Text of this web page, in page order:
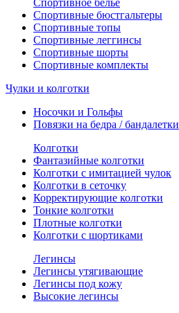
Спортивное белье
Спортивные бюстгальтеры
Спортивные топы
Спортивные леггинсы
Спортивные шорты
Спортивные комплекты
Чулки и колготки
Носочки и Гольфы
Повязки на бедра / бандалетки
Колготки
Фантазийные колготки
Колготки с имитацией чулок
Колготки в сеточку
Корректирующие колготки
Тонкие колготки
Плотные колготки
Колготки с шортиками
Легинсы
Легинсы утягивающие
Легинсы под кожу
Высокие легинсы